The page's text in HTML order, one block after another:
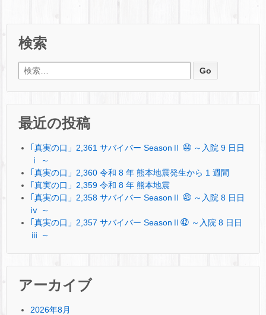
検索
検索:
最近の投稿
｢真実の口」2,361 サバイバー SeasonⅡ ㊹ ～入院 9 日日
ⅰ ～
｢真実の口」2,360 令和 8 年 熊本地震発生から 1 週間
｢真実の口」2,359 令和 8 年 熊本地震
｢真実の口」2,358 サバイバー SeasonⅡ ㊸ ～入院 8 日日
ⅳ ～
｢真実の口」2,357 サバイバー SeasonⅡ㊷ ～入院 8 日日
ⅲ ～
アーカイブ
2026年8月